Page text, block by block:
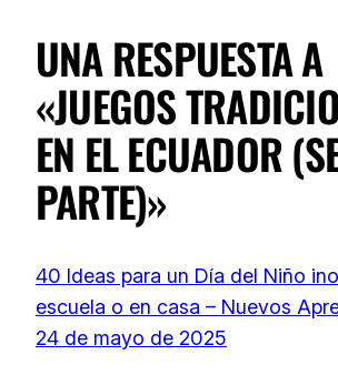
UNA RESPUESTA A
«JUEGOS
EN EL ECUADOR
PARTE)»
40 Ideas para un Día del Niño
escuela o en casa – Nuevos
24 de mayo de 2025